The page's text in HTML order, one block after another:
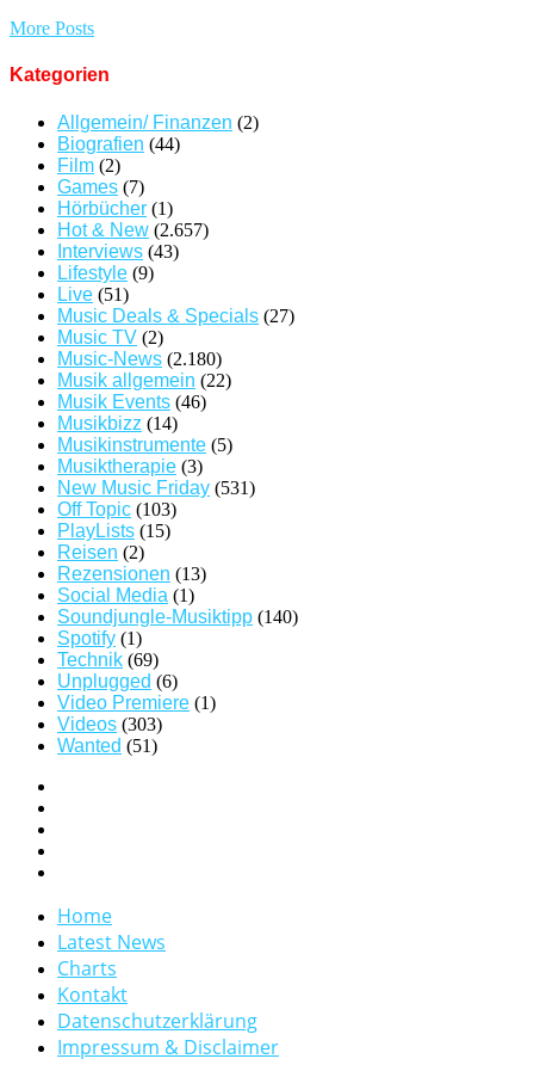
More Posts
Kategorien
Allgemein/ Finanzen (2)
Biografien (44)
Film (2)
Games (7)
Hörbücher (1)
Hot & New (2.657)
Interviews (43)
Lifestyle (9)
Live (51)
Music Deals & Specials (27)
Music TV (2)
Music-News (2.180)
Musik allgemein (22)
Musik Events (46)
Musikbizz (14)
Musikinstrumente (5)
Musiktherapie (3)
New Music Friday (531)
Off Topic (103)
PlayLists (15)
Reisen (2)
Rezensionen (13)
Social Media (1)
Soundjungle-Musiktipp (140)
Spotify (1)
Technik (69)
Unplugged (6)
Video Premiere (1)
Videos (303)
Wanted (51)
Home
Latest News
Charts
Kontakt
Datenschutzerklärung
Impressum & Disclaimer